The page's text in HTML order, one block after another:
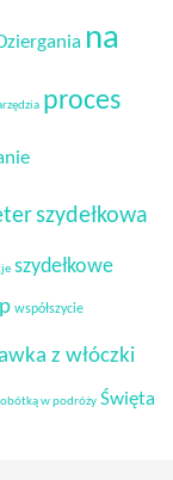
na
proces
szydełkowa
szydełkowe
współszycie
z włóczki
w podróży Święta